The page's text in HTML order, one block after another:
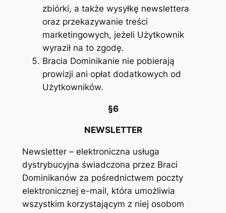
zbiórki, a także wysyłkę newslettera
oraz przekazywanie treści
marketingowych, jeżeli Użytkownik
wyraził na to zgodę.
Bracia Dominikanie nie pobierają
prowizji ani opłat dodatkowych od
Użytkowników.
§6
NEWSLETTER
Newsletter – elektroniczna usługa
dystrybucyjna świadczona przez Braci
Dominikanów za pośrednictwem poczty
elektronicznej e-mail, która umożliwia
wszystkim korzystającym z niej osobom